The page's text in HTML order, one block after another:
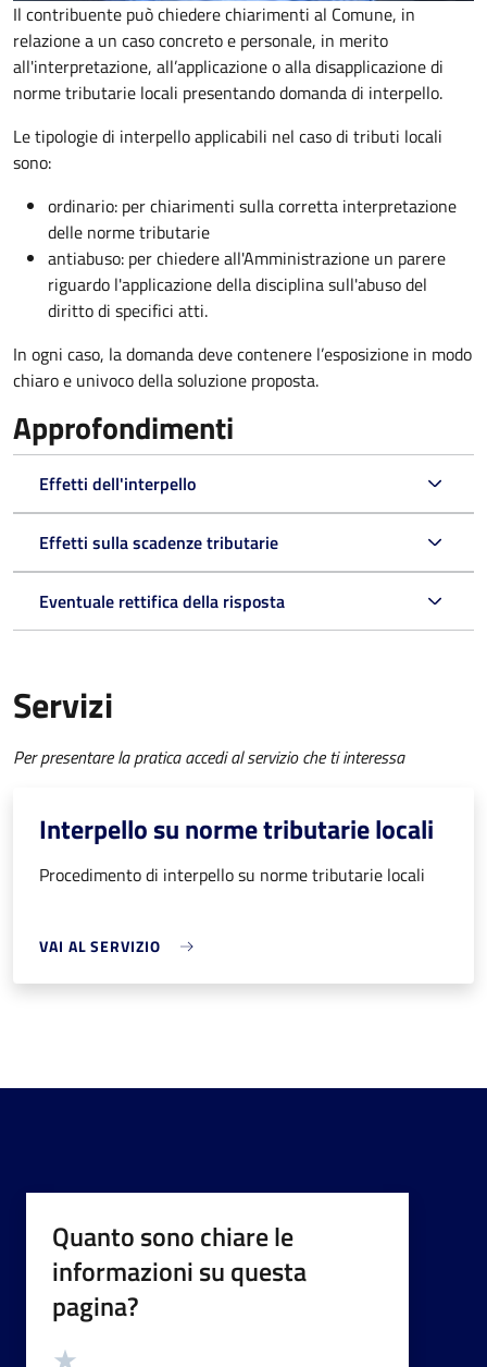
Il contribuente può chiedere chiarimenti al Comune, in
relazione a un caso concreto e personale, in merito
all'interpretazione, all’applicazione o alla disapplicazione di
norme tributarie locali presentando domanda di interpello.
Le tipologie di interpello applicabili nel caso di tributi locali
sono:
ordinario: per chiarimenti sulla corretta interpretazione
delle norme tributarie
antiabuso: per chiedere all'Amministrazione un parere
riguardo l'applicazione della disciplina sull'abuso del
diritto di specifici atti.
In ogni caso, la domanda deve contenere l’esposizione in modo
chiaro e univoco della soluzione proposta.
Approfondimenti
Effetti dell'interpello
Effetti sulla scadenze tributarie
Eventuale rettifica della risposta
Servizi
Per presentare la pratica accedi al servizio che ti interessa
Interpello su norme tributarie locali
Procedimento di interpello su norme tributarie locali
VAI AL SERVIZIO
Quanto sono chiare le
informazioni su questa
pagina?
Valutazione